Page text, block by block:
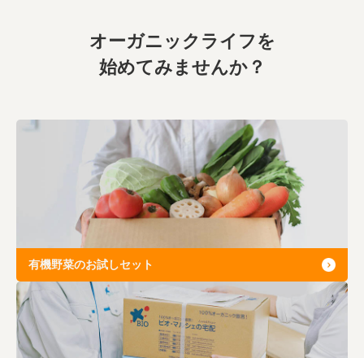
オーガニックライフを
始めてみませんか？
有機野菜のお試しセット